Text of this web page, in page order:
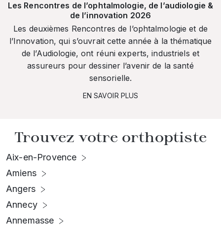
Les Rencontres de l’ophtalmologie, de l’audiologie &
de l’innovation 2026
Les deuxièmes Rencontres de l’ophtalmologie et de
l’Innovation, qui s’ouvrait cette année à la thématique
de l’Audiologie, ont réuni experts, industriels et
assureurs pour dessiner l’avenir de la santé
sensorielle.
EN SAVOIR PLUS
Trouvez votre orthoptiste
Aix-en-Provence
Amiens
Angers
Annecy
Annemasse